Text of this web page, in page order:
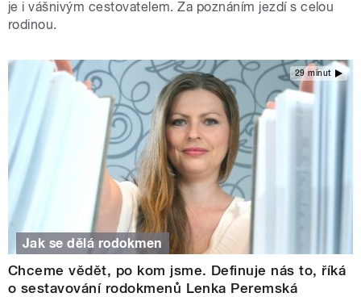
je i vášnivým cestovatelem. Za poznáním jezdí s celou
rodinou.
29 minut
Jak se dělá rodokmen
Chceme vědět, po kom jsme. Definuje nás to, říká
o sestavování rodokmenů Lenka Peremská